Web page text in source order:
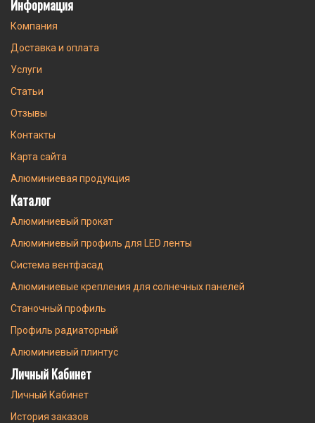
Информация
Компания
Доставка и оплата
Услуги
Статьи
Отзывы
Контакты
Карта сайта
Алюминиевая продукция
Каталог
Алюминиевый прокат
Алюминиевый профиль для LED ленты
Система вентфасад
Алюминиевые крепления для солнечных панелей
Станочный профиль
Профиль радиаторный
Алюминиевый плинтус
Личный Кабинет
Личный Кабинет
История заказов